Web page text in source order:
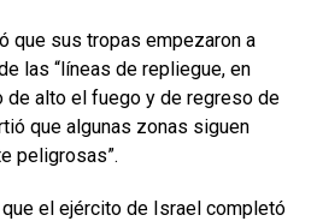
que sus tropas empezaron a
las “líneas de repliegue, en
de alto el fuego y de regreso de
que algunas zonas siguen
peligrosas”.
que el ejército de Israel completó